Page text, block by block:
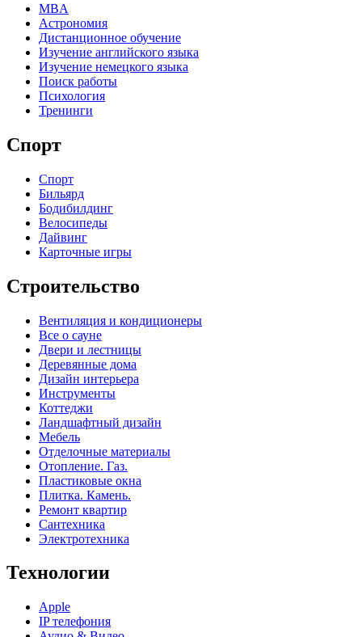
MBA
Астрономия
Дистанционное обучение
Изучение английского языка
Изучение немецкого языка
Поиск работы
Психология
Тренинги
Спорт
Спорт
Бильярд
Бодибилдинг
Велосипеды
Дайвинг
Карточные игры
Строительство
Вентиляция и кондиционеры
Все о сауне
Двери и лестницы
Деревянные дома
Дизайн интерьера
Инструменты
Коттеджи
Ландшафтный дизайн
Мебель
Отделочные материалы
Отопление. Газ.
Пластиковые окна
Плитка. Камень.
Ремонт квартир
Сантехника
Электротехника
Технологии
Apple
IP телефония